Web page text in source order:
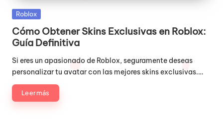
Publicada
Roblox
Cómo Obtener Skins Exclusivas en Roblox:
Guía Definitiva
Si eres un apasionado de Roblox, seguramente deseas
personalizar tu avatar con las mejores skins exclusivas.…
Leer más